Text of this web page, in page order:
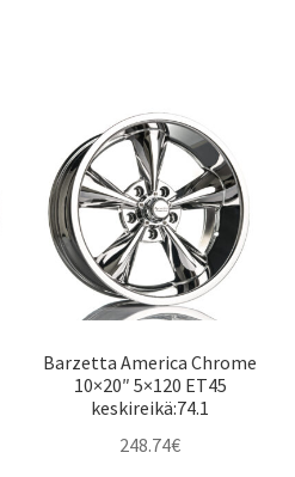
Barzetta America Chrome
10×20″ 5×120 ET45
keskireikä:74.1
248.74€